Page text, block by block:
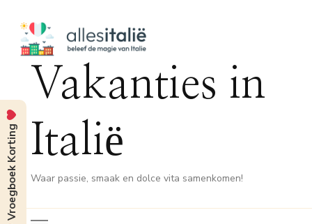
Vakanties in
Italië
Waar passie, smaak en dolce vita samenkomen!
Vroegboek Korting